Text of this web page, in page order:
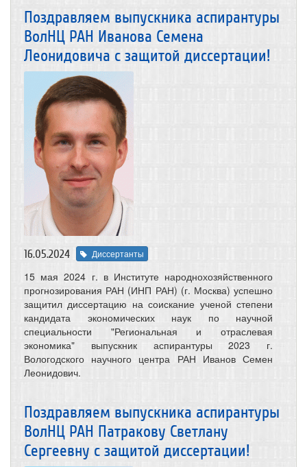
Поздравляем выпускника аспирантуры
ВолНЦ РАН Иванова Семена
Леонидовича с защитой диссертации!
16.05.2024 Диссертанты
15 мая 2024 г. в Институте народнохозяйственного
прогнозирования РАН (ИНП РАН) (г. Москва) успешно
защитил диссертацию на соискание ученой степени
кандидата экономических наук по научной
специальности "Региональная и отраслевая
экономика" выпускник аспирантуры 2023 г.
Вологодского научного центра РАН Иванов Семен
Леонидович.
Поздравляем выпускника аспирантуры
ВолНЦ РАН Патракову Светлану
Сергеевну с защитой диссертации!